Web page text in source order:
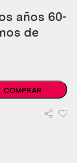
años 60-
de
COMPRAR